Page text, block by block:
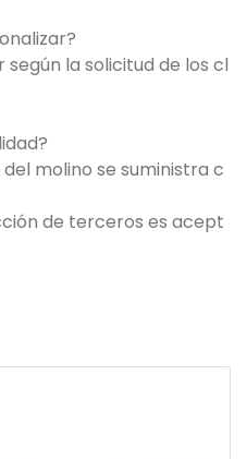
según la solicitud de los cl
molino se suministra c
de terceros es acept